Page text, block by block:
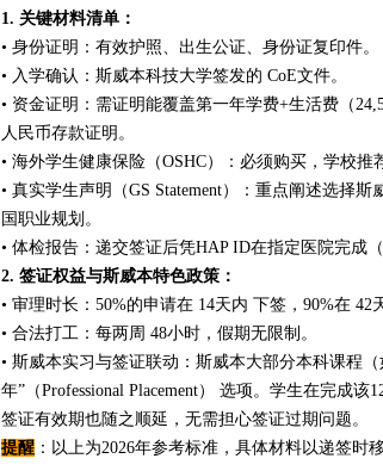
1. 关键材料清单：
• 身份证明：有效护照、出生公证、身份证复印件。
• 入学确认：斯威本科技大学签发的 CoE文件。
• 资金证明：需证明能覆盖第一年学费+生活费（
人民币存款证明。
• 海外学生健康保险（OSHC）：必须购买，学校推
• 真实学生声明（GS Statement）：重点阐述选择
国职业规划。
• 体检报告：递交签证后凭HAP ID在指定医院完成
2. 签证权益与斯威本特色政策：
• 审理时长：50%的申请在 14天内 下签，90%在 42
• 合法打工：每两周 48小时，假期无限制。
• 斯威本实习与签证联动：斯威本大部分本科课程
年”（Professional Placement） 选项。学生在完成
签证有效期也随之顺延，无需担心签证过期问题。
提醒 ：以上为2026年参考标准，具体材料以递签时